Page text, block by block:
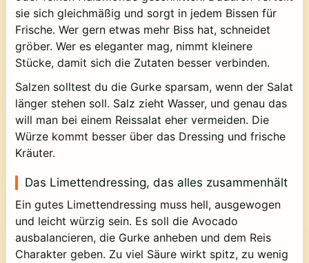
sie sich gleichmäßig und sorgt in jedem Bissen für
Frische. Wer gern etwas mehr Biss hat, schneidet
gröber. Wer es eleganter mag, nimmt kleinere
Stücke, damit sich die Zutaten besser verbinden.
Salzen solltest du die Gurke sparsam, wenn der Salat
länger stehen soll. Salz zieht Wasser, und genau das
will man bei einem Reissalat eher vermeiden. Die
Würze kommt besser über das Dressing und frische
Kräuter.
Das Limettendressing, das alles zusammenhält
Ein gutes Limettendressing muss hell, ausgewogen
und leicht würzig sein. Es soll die Avocado
ausbalancieren, die Gurke anheben und dem Reis
Charakter geben. Zu viel Säure wirkt spitz, zu wenig